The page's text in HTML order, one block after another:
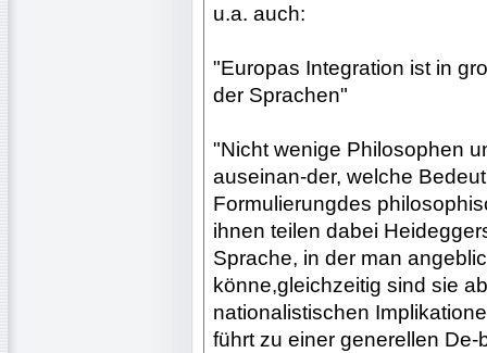
u.a. auch:
"Europas Integration ist in
der Sprachen"
"Nicht wenige Philosophen
auseinan-der, welche
Formulierungdes
ihnen teilen dabei
Sprache, in der man
könne,gleichzeitig sind sie
nationalistischen
führt zu einer generellen